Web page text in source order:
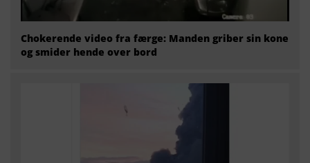
Chokerende video fra færge: Manden griber sin kone
og smider hende over bord